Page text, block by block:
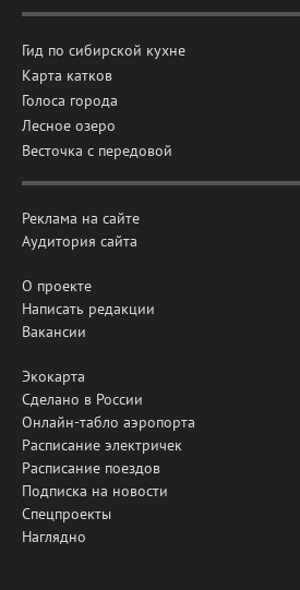
Гид по сибирской кухне
Карта катков
Голоса города
Лесное озеро
Весточка с передовой
Реклама на сайте
Аудитория сайта
О проекте
Написать редакции
Вакансии
Экокарта
Сделано в России
Онлайн-табло аэропорта
Расписание электричек
Расписание поездов
Подписка на новости
Спецпроекты
Наглядно